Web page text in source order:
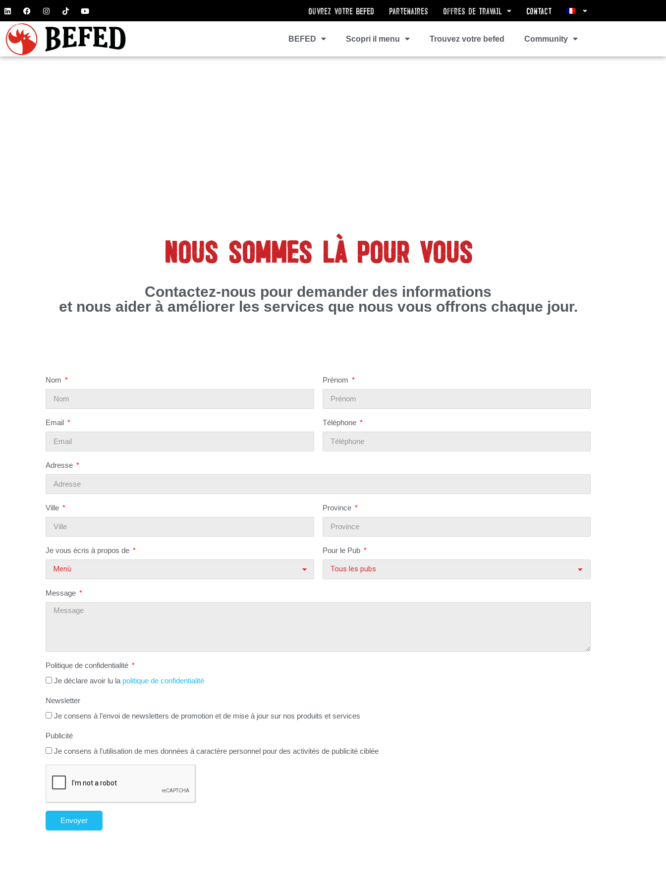
Ouvrez votre BEFED Partenaires Offres de Travail Contact
BEFED Scopri il menu Trouvez votre befed Community
NOUS SOMMES LÀ POUR VOUS
Contactez-nous pour demander des informations
et nous aider à améliorer les services que nous vous offrons chaque jour.
Nom Prénom
Email Téléphone
Adresse
Ville Province
Je vous écris à propos de Pour le Pub
Message
Politique de confidentialité
Je déclare avoir lu la politique de confidentialité
Newsletter
Je consens à l’envoi de newsletters de promotion et de mise à jour sur nos produits et services
Publicité
Je consens à l’utilisation de mes données à caractère personnel pour des activités de publicité ciblée
Envoyer